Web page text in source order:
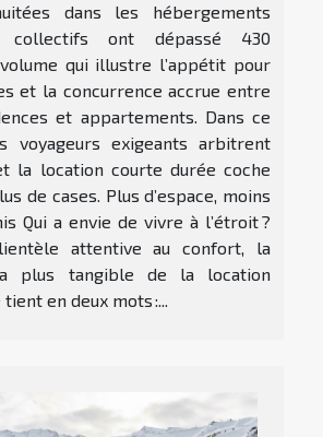
dans les hébergements
collectifs ont dépassé 430
qui illustre l’appétit pour
et la concurrence accrue entre
et appartements. Dans ce
voyageurs exigeants arbitrent
la location courte durée coche
de cases. Plus d’espace, moins
Qui a envie de vivre à l’étroit ?
attentive au confort, la
plus tangible de la location
en deux mots :...